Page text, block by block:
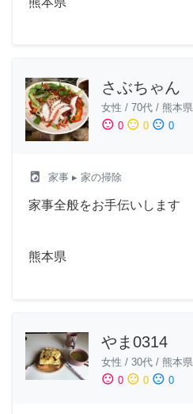
さぶちゃん
女性 / 70代 / 熊本県
sentiment_satisfied 0 sentiment_neutral 0 sentiment_dissatisfied 0
local_laundry_service 家事 ▸ 家の掃除
家事全般をお手伝いします
熊本県
やま0314
女性 / 30代 / 熊本県
sentiment_satisfied 0 sentiment_neutral 0 sentiment_dissatisfied 0